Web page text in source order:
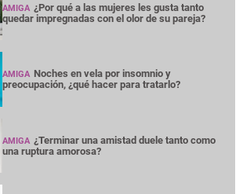
AMIGA ¿Por qué a las mujeres les gusta tanto
quedar impregnadas con el olor de su pareja?
AMIGA Noches en vela por insomnio y
preocupación, ¿qué hacer para tratarlo?
AMIGA ¿Terminar una amistad duele tanto como
una ruptura amorosa?